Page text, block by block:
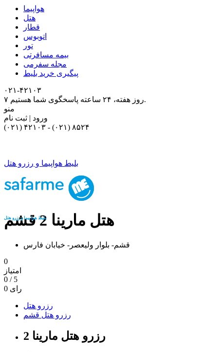
هواپیما
هتل
قطار
اتوبوس
تور
بیمه مسافرتی
مجله سفرمی
پیگیری خرید بلیط
۰۲۱-۴٢١٠٣
۷ روز هفته، ۲۴ ساعته پاسخگوی شما هستیم.
منو
ورود | ثبت نام
- (۰۲۱) ۸۵۲۴
بلیط هواپیما و رزرو هتل
بلیط هواپیما و رزرو هتل هتل مارینا 2 قشم
قشم- بلوار وليعصر- خیابان فارس
0
امتیاز
0 / 5
0 رای
رزرو هتل
رزرو هتل قشم
رزرو هتل مارینا 2